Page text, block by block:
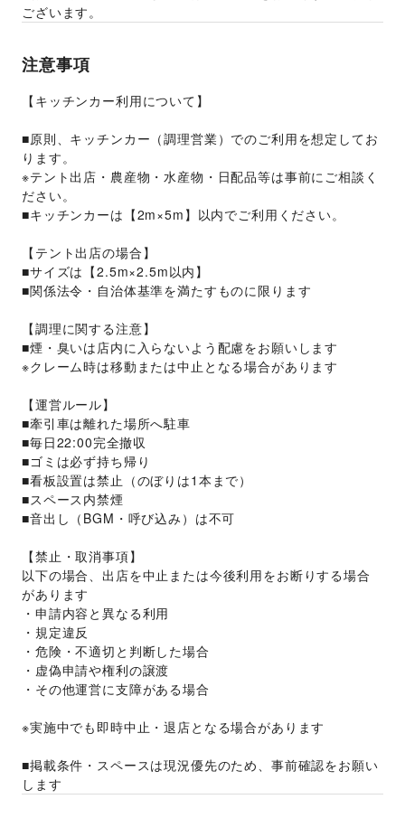
ございます。
注意事項
【キッチンカー利用について】
■原則、キッチンカー（調理営業）でのご利用を想定してお
ります。
※テント出店・農産物・水産物・日配品等は事前にご相談く
ださい。
■キッチンカーは【2m×5m】以内でご利用ください。
【テント出店の場合】
■サイズは【2.5m×2.5m以内】
■関係法令・自治体基準を満たすものに限ります
【調理に関する注意】
■煙・臭いは店内に入らないよう配慮をお願いします
※クレーム時は移動または中止となる場合があります
【運営ルール】
■牽引車は離れた場所へ駐車
■毎日22:00完全撤収
■ゴミは必ず持ち帰り
■看板設置は禁止（のぼりは1本まで）
■スペース内禁煙
■音出し（BGM・呼び込み）は不可
【禁止・取消事項】
以下の場合、出店を中止または今後利用をお断りする場合
があります
・申請内容と異なる利用
・規定違反
・危険・不適切と判断した場合
・虚偽申請や権利の譲渡
・その他運営に支障がある場合
※実施中でも即時中止・退店となる場合があります
■掲載条件・スペースは現況優先のため、事前確認をお願い
します